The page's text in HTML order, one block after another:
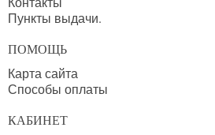
Пункты выдачи.
ПОМОЩЬ
Карта сайта
Способы оплаты
КАБИНЕТ